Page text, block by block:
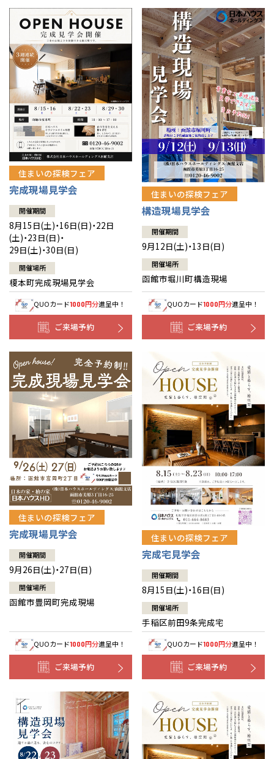
IR情報
木材調達指針
グループ会社紹介
CMギャラリー
採用情報
住まいの探検フェア
完成現場見学会
開催期間
8月15日(土)・16日(日)・22日
(土)・23日(日)・
29日(土)・30日(日)
開催場所
榎本町完成現場見学会
QUOカード1000円分進呈中！
ご来場予約
住まいの探検フェア
構造現場見学会
開催期間
9月12日(土)・13日(日)
開催場所
函館市堀川町構造現場
QUOカード1000円分進呈中！
ご来場予約
住まいの探検フェア
完成現場見学会
開催期間
9月26日(土)・27日(日)
開催場所
函館市豊岡町完成現場
QUOカード1000円分進呈中！
ご来場予約
住まいの探検フェア
完成宅見学会
開催期間
8月15日(土)・16日(日)
開催場所
手稲区前田9条完成宅
QUOカード1000円分進呈中！
ご来場予約
全国の展示場
お近くのイベント